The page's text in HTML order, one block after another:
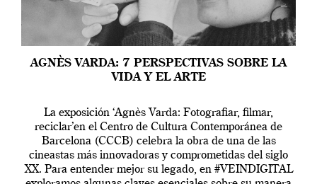
AGNÈS VARDA: 7 PERSPECTIVAS SOBRE LA
VIDA Y EL ARTE
La exposición ‘Agnès Varda: Fotografiar, filmar,
reciclar’en el Centro de Cultura Contemporánea de
Barcelona (CCCB) celebra la obra de una de las
cineastas más innovadoras y comprometidas del siglo
XX. Para entender mejor su legado, en #VEINDIGITAL